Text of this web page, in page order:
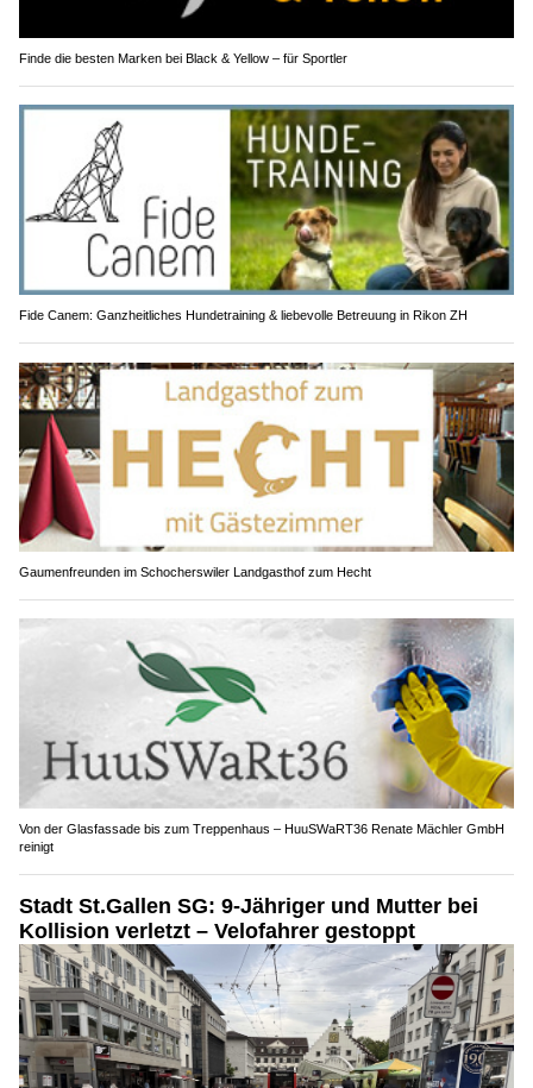
Finde die besten Marken bei Black & Yellow – für Sportler
Fide Canem: Ganzheitliches Hundetraining & liebevolle Betreuung in Rikon ZH
Gaumenfreunden im Schocherswiler Landgasthof zum Hecht
Von der Glasfassade bis zum Treppenhaus – HuuSWaRT36 Renate Mächler GmbH
reinigt
Stadt St.Gallen SG: 9-Jähriger und Mutter bei
Kollision verletzt – Velofahrer gestoppt